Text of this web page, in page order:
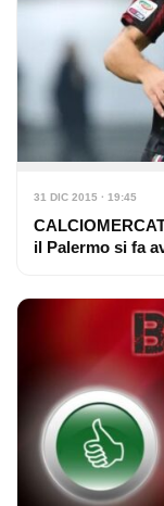
31 DIC 2015 · 19:45
il Palermo si fa